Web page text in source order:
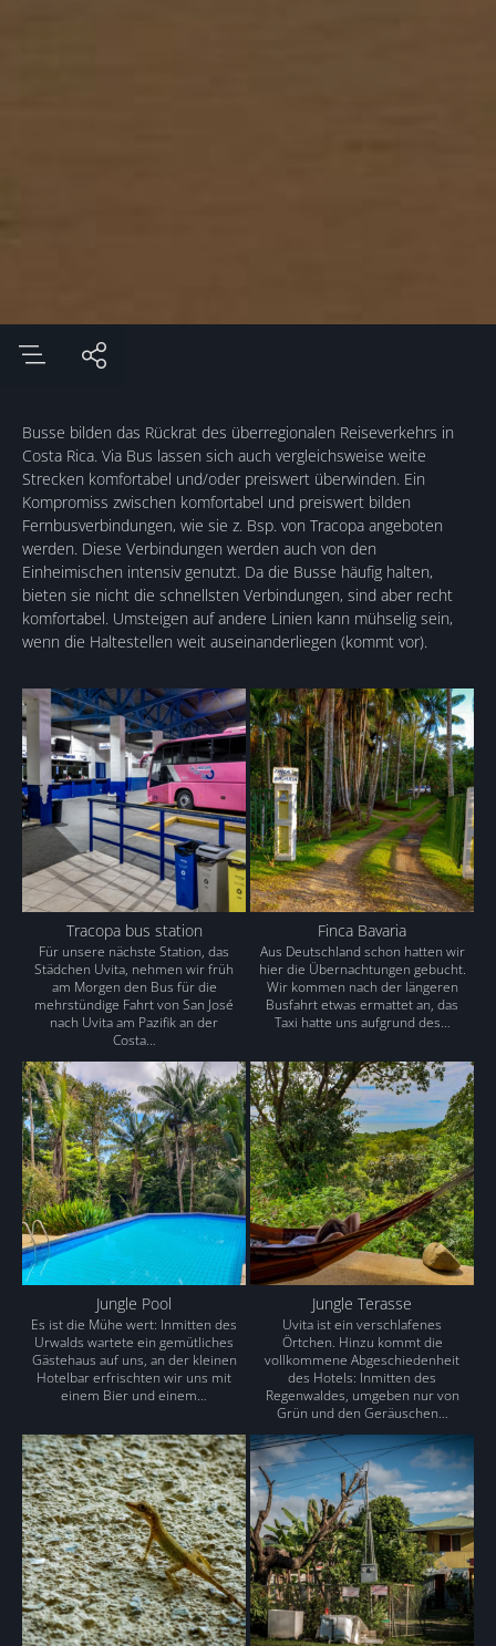
Busse bilden das Rückrat des überregionalen Reiseverkehrs in
Costa Rica. Via Bus lassen sich auch vergleichsweise weite
Strecken komfortabel und/oder preiswert überwinden. Ein
Kompromiss zwischen komfortabel und preiswert bilden
Fernbusverbindungen, wie sie z. Bsp. von Tracopa angeboten
werden. Diese Verbindungen werden auch von den
Einheimischen intensiv genutzt. Da die Busse häufig halten,
bieten sie nicht die schnellsten Verbindungen, sind aber recht
komfortabel. Umsteigen auf andere Linien kann mühselig sein,
wenn die Haltestellen weit auseinanderliegen (kommt vor).
Tracopa bus station
Für unsere nächste Station, das
Städchen Uvita, nehmen wir früh
am Morgen den Bus für die
mehrstündige Fahrt von San José
nach Uvita am Pazifik an der
Costa…
Finca Bavaria
Aus Deutschland schon hatten wir
hier die Übernachtungen gebucht.
Wir kommen nach der längeren
Busfahrt etwas ermattet an, das
Taxi hatte uns aufgrund des…
Jungle Pool
Es ist die Mühe wert: Inmitten des
Urwalds wartete ein gemütliches
Gästehaus auf uns, an der kleinen
Hotelbar erfrischten wir uns mit
einem Bier und einem…
Jungle Terasse
Uvita ist ein verschlafenes
Örtchen. Hinzu kommt die
vollkommene Abgeschiedenheit
des Hotels: Inmitten des
Regenwaldes, umgeben nur von
Grün und den Geräuschen…